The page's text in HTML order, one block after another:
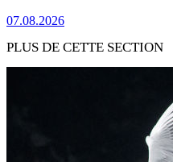
07.08.2026
PLUS DE CETTE SECTION